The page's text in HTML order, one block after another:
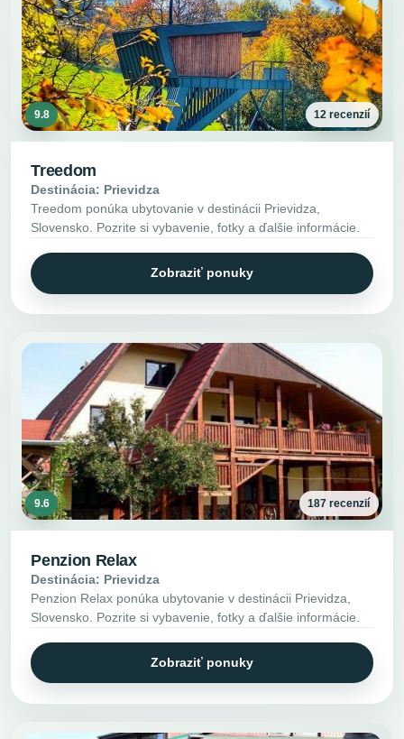
9.8 12 recenzií
Treedom
Destinácia: Prievidza
Treedom ponúka ubytovanie v destinácii Prievidza,
Slovensko. Pozrite si vybavenie, fotky a ďalšie informácie.
Zobraziť ponuky
9.6 187 recenzií
Penzion Relax
Destinácia: Prievidza
Penzion Relax ponúka ubytovanie v destinácii Prievidza,
Slovensko. Pozrite si vybavenie, fotky a ďalšie informácie.
Zobraziť ponuky